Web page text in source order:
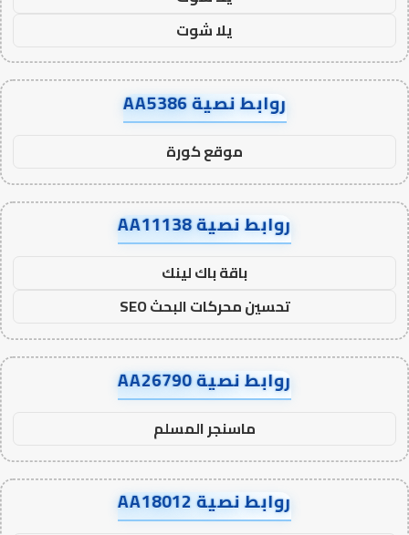
يلا شوت
روابط نصية AA5386
موقع كورة
روابط نصية AA11138
باقة باك لينك
تحسين محركات البحث SEO
روابط نصية AA26790
ماسنجر المسلم
روابط نصية AA18012